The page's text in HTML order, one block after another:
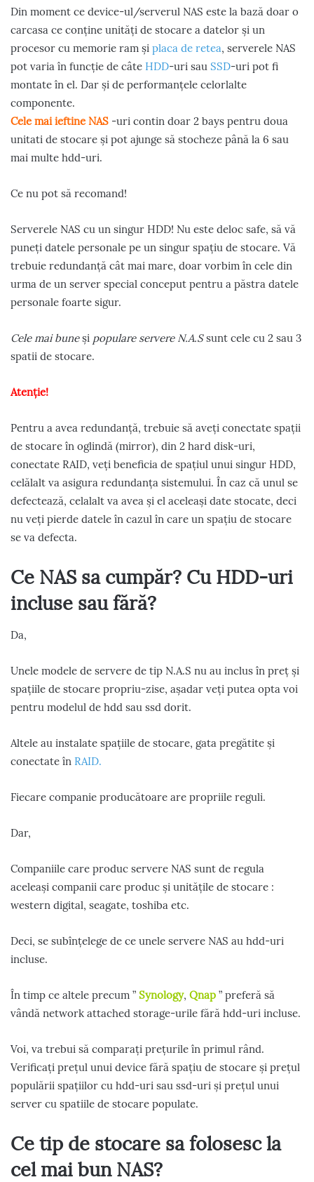
Din moment ce device-ul/serverul NAS este la bază doar o
carcasa ce conține unități de stocare a datelor și un
procesor cu memorie ram și placa de retea, serverele NAS
pot varia în funcție de câte HDD-uri sau SSD-uri pot fi
montate în el. Dar și de performanțele celorlalte
componente.
Cele mai ieftine NAS -uri contin doar 2 bays pentru doua
unitati de stocare și pot ajunge să stocheze până la 6 sau
mai multe hdd-uri.
Ce nu pot să recomand!
Serverele NAS cu un singur HDD! Nu este deloc safe, să vă
puneți datele personale pe un singur spațiu de stocare. Vă
trebuie redundanță cât mai mare, doar vorbim în cele din
urma de un server special conceput pentru a păstra datele
personale foarte sigur.
Cele mai buneși populare servere N.A.Ssunt cele cu 2 sau 3
spatii de stocare.
Atenție!
Pentru a avea redundanță, trebuie să aveți conectate spații
de stocare în oglindă (mirror), din 2 hard disk-uri,
conectate RAID, veți beneficia de spațiul unui singur HDD,
celălalt va asigura redundanța sistemului. În caz că unul se
defectează, celalalt va avea și el aceleași date stocate, deci
nu veți pierde datele în cazul în care un spațiu de stocare
se va defecta.
Ce NAS sa cumpăr? Cu HDD-uri
incluse sau fără?
Da,
Unele modele de servere de tip N.A.S nu au inclus în preț și
spațiile de stocare propriu-zise, așadar veți putea opta voi
pentru modelul de hdd sau ssd dorit.
Altele au instalate spațiile de stocare, gata pregătite și
conectate în RAID.
Fiecare companie producătoare are propriile reguli.
Dar,
Companiile care produc servere NAS sunt de regula
aceleași companii care produc și unitățile de stocare :
western digital, seagate, toshiba etc.
Deci, se subînțelege de ce unele servere NAS au hdd-uri
incluse.
În timp ce altele precum ” Synology, Qnap ” preferă să
vândă network attached storage-urile fără hdd-uri incluse.
Voi, va trebui să comparați prețurile în primul rând.
Verificați prețul unui device fără spațiu de stocare și prețul
populării spațiilor cu hdd-uri sau ssd-uri și prețul unui
server cu spatiile de stocare populate.
Ce tip de stocare sa folosesc la
cel mai bun NAS?